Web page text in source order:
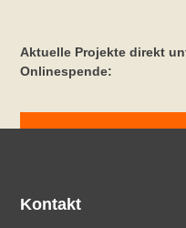
Aktuelle Projekte direkt
Onlinespende:
Kontakt